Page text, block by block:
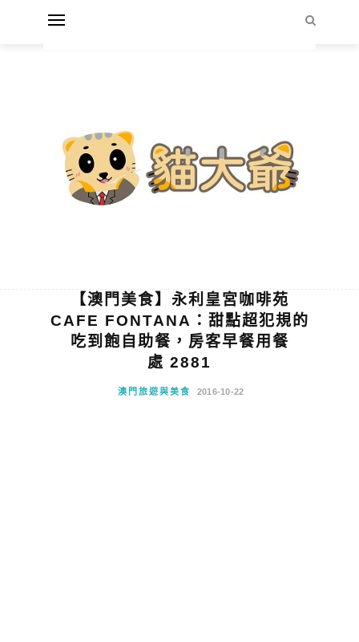
【澳門美食】永利皇宮咖啡苑
CAFE FONTANA：甜點超犯規的
吃到飽自助餐，房客早餐用餐
處 2881
澳門旅遊與美食 2016-10-22